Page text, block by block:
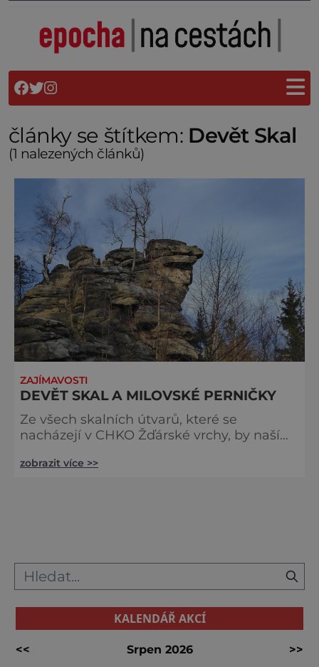
články se štítkem: Devět Skal
(1 nalezených článků)
ZAJÍMAVOSTI
DEVĚT SKAL A MILOVSKÉ PERNIČKY
Ze všech skalních útvarů, které se
nacházejí v CHKO Žďárské vrchy, by naší
prvním je Devět skal. Vrchol nacházející se
v říjnu 1940 nechalo
zobrazit více >>
KALENDÁŘ AKCÍ
<< Srpen 2026
>>